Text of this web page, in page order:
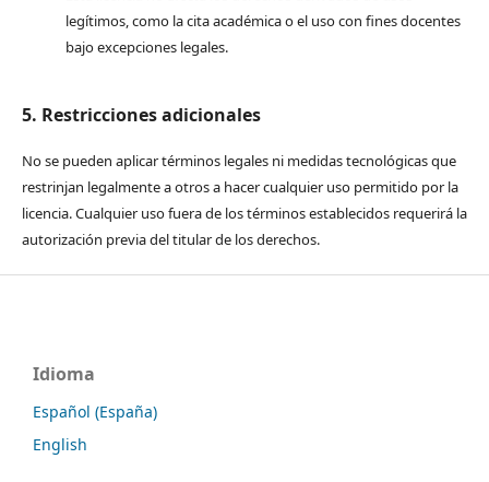
legítimos, como la cita académica o el uso con fines docentes
bajo excepciones legales.
5. Restricciones adicionales
No se pueden aplicar términos legales ni medidas tecnológicas que
restrinjan legalmente a otros a hacer cualquier uso permitido por la
licencia. Cualquier uso fuera de los términos establecidos requerirá la
autorización previa del titular de los derechos.
Idioma
Español (España)
English